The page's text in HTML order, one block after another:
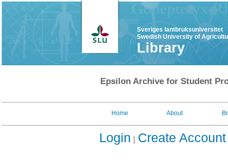
Sveriges lantbruksuniversitet
Swedish University of
Library
Epsilon Archive for Student
Home About
Login Create Account